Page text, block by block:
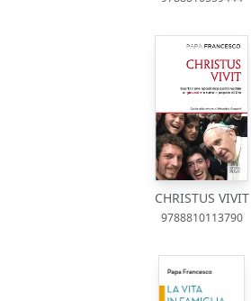
CHRISTUS VIVIT
9788810113790